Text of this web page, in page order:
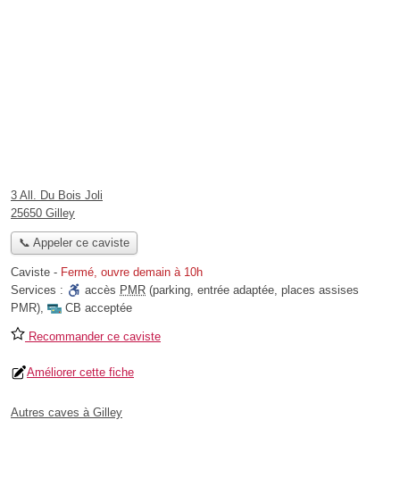
3 All. Du Bois Joli
25650 Gilley
📞 Appeler ce caviste
Caviste - Fermé, ouvre demain à 10h
Services :
accès PMR (parking, entrée adaptée, places assises
PMR), CB acceptée
Recommander ce caviste
Améliorer cette fiche
Autres caves à Gilley